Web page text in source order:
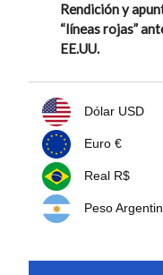
Rendición y
“líneas rojas”
EE.UU.
Dólar USD
Euro €
Real R$
Peso